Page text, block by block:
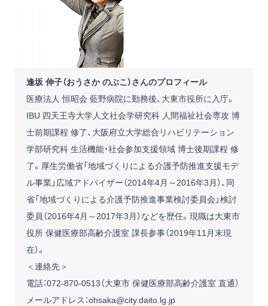
逢坂 伸子（おうさか のぶこ）さんのプロフィール
医療法人 恒昭会 藍野病院に勤務後、大東市役所に入庁。
IBU 四天王寺大学人文社会学研究科 人間福祉社会専攻 博
士前期課程 修了、大阪府立大学総合リハビリテーション
学部研究科 生活機能・社会参加支援領域 博士後期課程 修
了。厚生労働省「地域づくりによる介護予防推進支援モデ
ル事業」広域アドバイザー（2014年4月～2016年3月）、同
省「地域づくりによる介護予防推進事業検討委員会」検討
委員（2016年4月～2017年3月）などを歴任。現職は大東市
役所 保健医療部高齢介護室 課長参事（2019年11月末現
在）。
＜連絡先＞
電話：072-870-0513（大東市 保健医療部高齢介護室 直通）
メールアドレス：ohsaka@city.daito.lg.jp